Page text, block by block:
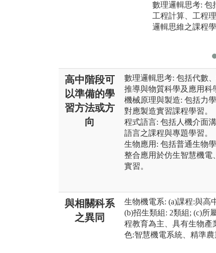
數理邏輯思考: 包
工程計算、工程
邏輯思維之課程學
高中階段可
以準備的學
習方法或方
向
數理邏輯思考: 包括代數
推導與物質科學及應用科
機械原理與製造: 包括力
對應製造實習課程學習。
程式語言: 包括人機介面
語言之課程與專題學習。
生物應用: 包括普通生物
整合應用於仿生智慧機電
實習。
與相關科系
之異同
生物機電系: (a)課程:與高
(b)招生類組: 2類組; (c)所
程教育為主、具有生物產
色:智慧機電系統、精準農